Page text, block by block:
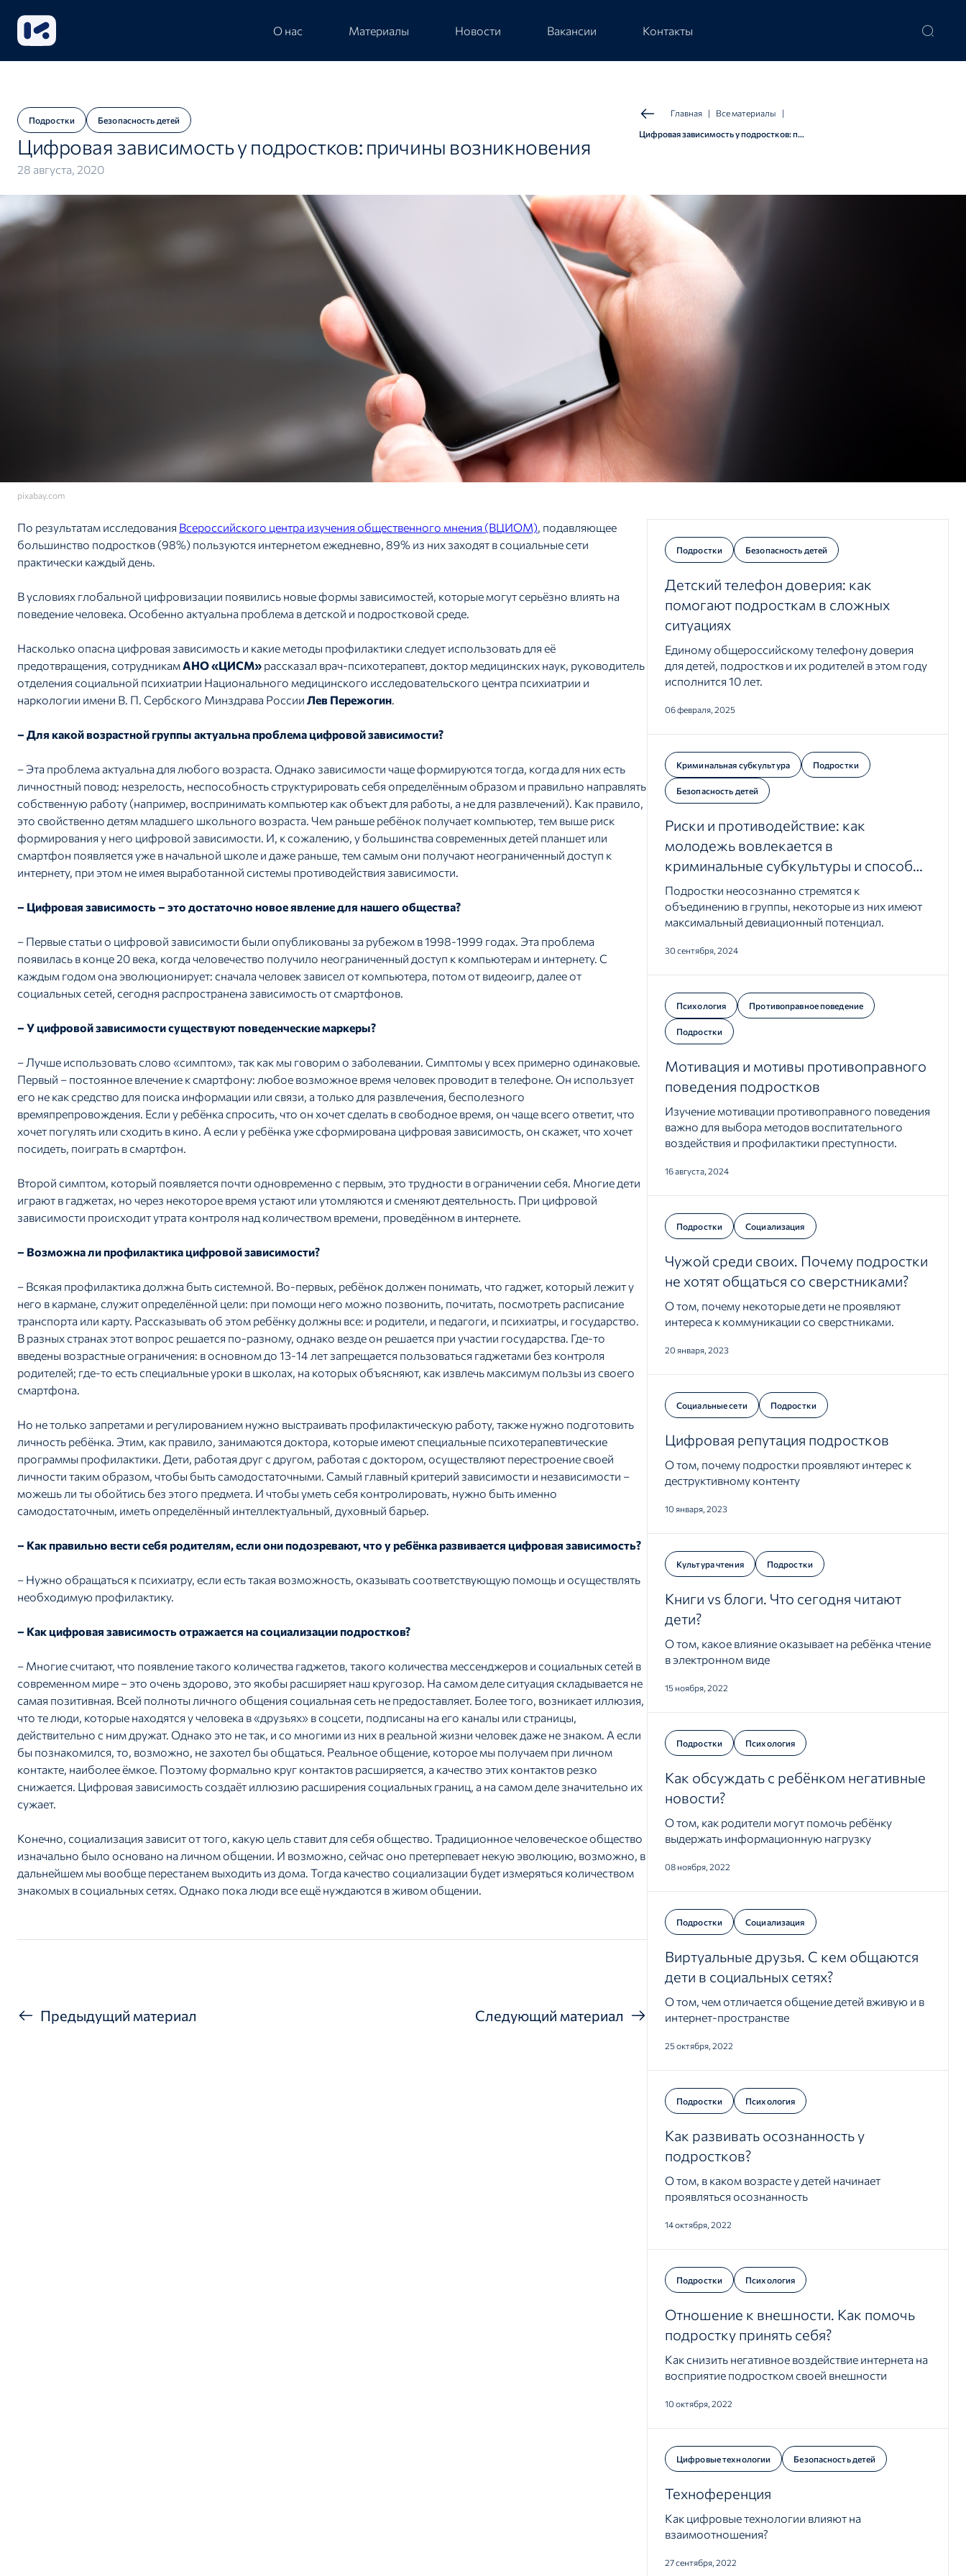
О нас Материалы Новости Вакансии Контакты
Подростки Безопасность детей
Цифровая зависимость у подростков: причины возникновения
28 августа, 2020
Главная | Все материалы |
Цифровая зависимость у подростков: причины возникновения
pixabay.com
По результатам исследования Всероссийского центра изучения общественного мнения (ВЦИОМ), подавляющее
большинство подростков (98%) пользуются интернетом ежедневно, 89% из них заходят в социальные сети
практически каждый день.
В условиях глобальной цифровизации появились новые формы зависимостей, которые могут серьёзно влиять на
поведение человека. Особенно актуальна проблема в детской и подростковой среде.
Насколько опасна цифровая зависимость и какие методы профилактики следует использовать для её
предотвращения, сотрудникамАНО «ЦИСМ» рассказал врач-психотерапевт, доктор медицинских наук, руководитель
отделения социальной психиатрии Национального медицинского исследовательского центра психиатрии и
наркологии имени В. П. Сербского Минздрава России Лев Пережогин.
– Для какой возрастной группы актуальна проблема цифровой зависимости?
– Эта проблема актуальна для любого возраста. Однако зависимости чаще формируются тогда, когда для них есть
личностный повод: незрелость, неспособность структурировать себя определённым образом и правильно направлять
собственную работу (например, воспринимать компьютер как объект для работы, а не для развлечений). Как правило,
это свойственно детям младшего школьного возраста. Чем раньше ребёнок получает компьютер, тем выше риск
формирования у него цифровой зависимости. И, к сожалению, у большинства современных детей планшет или
смартфон появляется уже в начальной школе и даже раньше, тем самым они получают неограниченный доступ к
интернету, при этом не имея выработанной системы противодействия зависимости.
– Цифровая зависимость – это достаточно новое явление для нашего общества?
– Первые статьи о цифровой зависимости были опубликованы за рубежом в 1998-1999 годах. Эта проблема
появилась в конце 20 века, когда человечество получило неограниченный доступ к компьютерам и интернету. С
каждым годом она эволюционирует: сначала человек зависел от компьютера, потом от видеоигр, далее от
социальных сетей, сегодня распространена зависимость от смартфонов.
– У цифровой зависимости существуют поведенческие маркеры?
– Лучше использовать слово «симптом», так как мы говорим о заболевании. Симптомы у всех примерно одинаковые.
Первый – постоянное влечение к смартфону: любое возможное время человек проводит в телефоне. Он использует
его не как средство для поиска информации или связи, а только для развлечения, бесполезного
времяпрепровождения. Если у ребёнка спросить, что он хочет сделать в свободное время, он чаще всего ответит, что
хочет погулять или сходить в кино. А если у ребёнка уже сформирована цифровая зависимость, он скажет, что хочет
посидеть, поиграть в смартфон.
Второй симптом, который появляется почти одновременно с первым, это трудности в ограничении себя. Многие дети
играют в гаджетах, но через некоторое время устают или утомляются и сменяют деятельность. При цифровой
зависимости происходит утрата контроля над количеством времени, проведённом в интернете.
– Возможна ли профилактика цифровой зависимости?
– Всякая профилактика должна быть системной. Во-первых, ребёнок должен понимать, что гаджет, который лежит у
него в кармане, служит определённой цели: при помощи него можно позвонить, почитать, посмотреть расписание
транспорта или карту. Рассказывать об этом ребёнку должны все: и родители, и педагоги, и психиатры, и государство.
В разных странах этот вопрос решается по-разному, однако везде он решается при участии государства. Где-то
введены возрастные ограничения: в основном до 13-14 лет запрещается пользоваться гаджетами без контроля
родителей; где-то есть специальные уроки в школах, на которых объясняют, как извлечь максимум пользы из своего
смартфона.
Но не только запретами и регулированием нужно выстраивать профилактическую работу, также нужно подготовить
личность ребёнка. Этим, как правило, занимаются доктора, которые имеют специальные психотерапевтические
программы профилактики. Дети, работая друг с другом, работая с доктором, осуществляют перестроение своей
личности таким образом, чтобы быть самодостаточными. Самый главный критерий зависимости и независимости –
можешь ли ты обойтись без этого предмета. И чтобы уметь себя контролировать, нужно быть именно
самодостаточным, иметь определённый интеллектуальный, духовный барьер.
– Как правильно вести себя родителям, если они подозревают, что у ребёнка развивается цифровая зависимость?
– Нужно обращаться к психиатру, если есть такая возможность, оказывать соответствующую помощь и осуществлять
необходимую профилактику.
– Как цифровая зависимость отражается на социализации подростков?
– Многие считают, что появление такого количества гаджетов, такого количества мессенджеров и социальных сетей в
современном мире – это очень здорово, это якобы расширяет наш кругозор. На самом деле ситуация складывается не
самая позитивная. Всей полноты личного общения социальная сеть не предоставляет. Более того, возникает иллюзия,
что те люди, которые находятся у человека в «друзьях» в соцсети, подписаны на его каналы или страницы,
действительно с ним дружат. Однако это не так, и со многими из них в реальной жизни человек даже не знаком. А если
бы познакомился, то, возможно, не захотел бы общаться. Реальное общение, которое мы получаем при личном
контакте, наиболее ёмкое. Поэтому формально круг контактов расширяется, а качество этих контактов резко
снижается. Цифровая зависимость создаёт иллюзию расширения социальных границ, а на самом деле значительно их
сужает.
Конечно, социализация зависит от того, какую цель ставит для себя общество. Традиционное человеческое общество
изначально было основано на личном общении. И возможно, сейчас оно претерпевает некую эволюцию, возможно, в
дальнейшем мы вообще перестанем выходить из дома. Тогда качество социализации будет измеряться количеством
знакомых в социальных сетях. Однако пока люди все ещё нуждаются в живом общении.
Предыдущий материал Следующий материал
Подростки Безопасность детей
Детский телефон доверия: как
помогают подросткам в сложных
ситуациях
Единому общероссийскому телефону доверия
для детей, подростков и их родителей в этом году
исполнится 10 лет.
06 февраля, 2025
Криминальная субкультура Подростки
Безопасность детей
Риски и противодействие: как
молодежь вовлекается в
криминальные субкультуры и способы
предупреждения
Подростки неосознанно стремятся к
объединению в группы, некоторые из них имеют
максимальный девиационный потенциал.
30 сентября, 2024
Психология Противоправное поведение
Подростки
Мотивация и мотивы противоправного
поведения подростков
Изучение мотивации противоправного поведения
важно для выбора методов воспитательного
воздействия и профилактики преступности.
16 августа, 2024
Подростки Социализация
Чужой среди своих. Почему подростки
не хотят общаться со сверстниками?
О том, почему некоторые дети не проявляют
интереса к коммуникации со сверстниками.
20 января, 2023
Социальные сети Подростки
Цифровая репутация подростков
О том, почему подростки проявляют интерес к
деструктивному контенту
10 января, 2023
Культура чтения Подростки
Книги vs блоги. Что сегодня читают
дети?
О том, какое влияние оказывает на ребёнка чтение
в электронном виде
15 ноября, 2022
Подростки Психология
Как обсуждать с ребёнком негативные
новости?
О том, как родители могут помочь ребёнку
выдержать информационную нагрузку
08 ноября, 2022
Подростки Социализация
Виртуальные друзья. С кем общаются
дети в социальных сетях?
О том, чем отличается общение детей вживую и в
интернет-пространстве
25 октября, 2022
Подростки Психология
Как развивать осознанность у
подростков?
О том, в каком возрасте у детей начинает
проявляться осознанность
14 октября, 2022
Подростки Психология
Отношение к внешности. Как помочь
подростку принять себя?
Как снизить негативное воздействие интернета на
восприятие подростком своей внешности
10 октября, 2022
Цифровые технологии Безопасность детей
Техноференция
Как цифровые технологии влияют на
взаимоотношения?
27 сентября, 2022